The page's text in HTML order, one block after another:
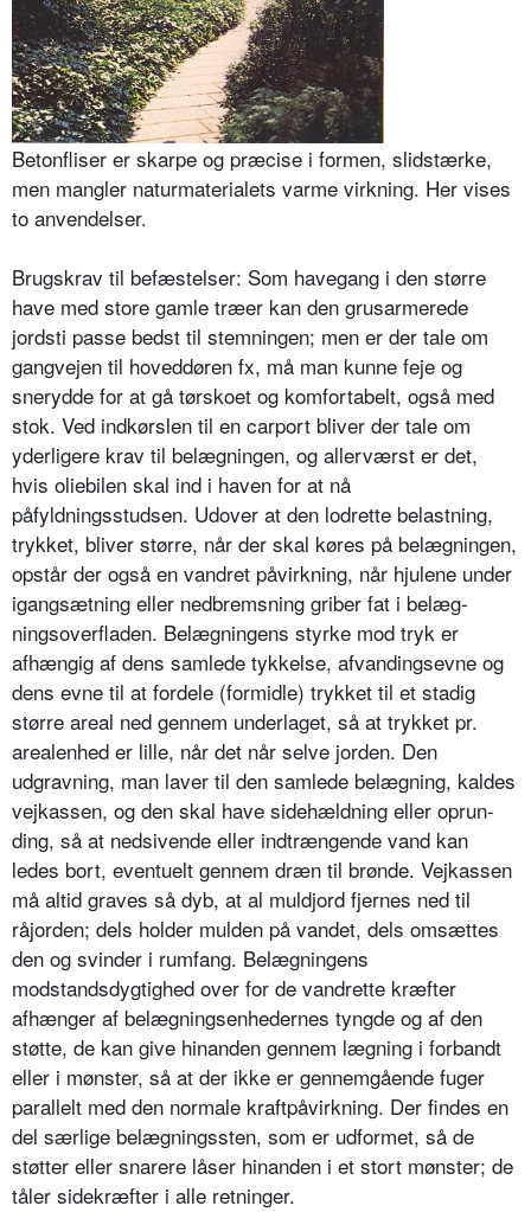
Betonfliser er skarpe og præcise i formen, slidstærke,
men mangler naturmaterialets varme virkning. Her vises
to anvendelser.
Brugskrav til befæstelser: Som have­gang i den større
have med store gamle træer kan den grusarmerede
jordsti passe bedst til stemningen; men er der tale om
gangvejen til hoveddøren fx, må man kunne feje og
snerydde for at gå tørskoet og komfortabelt, også med
stok. Ved indkørslen til en carport bliver der tale om
yderligere krav til belægningen, og allerværst er det,
hvis oliebilen skal ind i haven for at nå
påfyldningsstudsen. Udover at den lodrette belastning,
trykket, bliver større, når der skal køres på belægnin­gen,
opstår der også en vandret påvirk­ning, når hjulene under
igangsætning eller nedbremsning griber fat i belæg­
ningsoverfladen. Belægningens styrke mod tryk er
afhængig af dens samlede tykkelse, afvandingsevne og
dens evne til at fordele (formidle) trykket til et stadig
større areal ned gennem under­laget, så at trykket pr.
arealenhed er lille, når det når selve jorden. Den
udgravning, man laver til den samlede belægning, kaldes
vejkassen, og den skal have sidehældning eller oprun­
ding, så at nedsivende eller indtræn­gende vand kan
ledes bort, eventuelt gennem dræn til brønde. Vejkassen
må altid graves så dyb, at al muldjord fjernes ned til
råjorden; dels holder mulden på vandet, dels omsættes
den og svinder i rumfang. Belægningens
modstandsdygtighed over for de vand­rette kræfter
afhænger af belægnings­enhedernes tyngde og af den
støtte, de kan give hinanden gennem lægning i forbandt
eller i mønster, så at der ikke er gennemgående fuger
parallelt med den normale kraftpåvirkning. Der fin­des en
del særlige belægningssten, som er udformet, så de
støtter eller snarere låser hinanden i et stort mønster; de
tåler sidekræfter i alle retninger.